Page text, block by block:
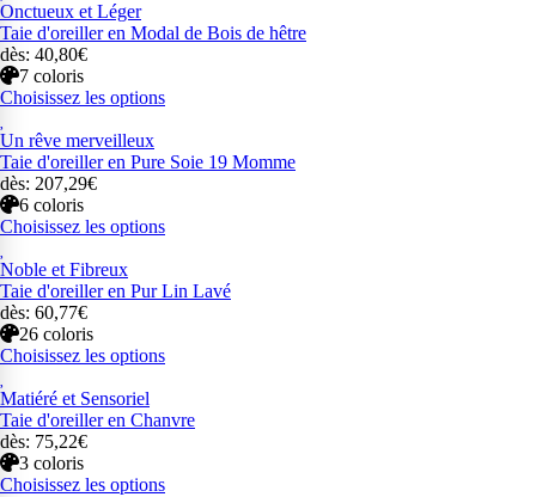
Onctueux et Léger
Taie d'oreiller en Modal de Bois de hêtre
dès: 40,80€
7 coloris
Choisissez les options
Un rêve merveilleux
Taie d'oreiller en Pure Soie 19 Momme
dès: 207,29€
6 coloris
Choisissez les options
Noble et Fibreux
Taie d'oreiller en Pur Lin Lavé
dès: 60,77€
26 coloris
Choisissez les options
Matiéré et Sensoriel
Taie d'oreiller en Chanvre
dès: 75,22€
3 coloris
Choisissez les options